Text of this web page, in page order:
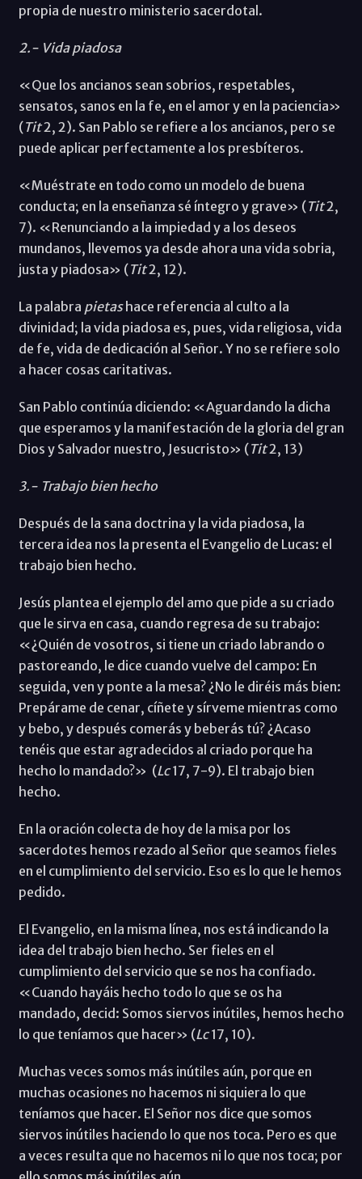
propia de nuestro ministerio sacerdotal.
2.- Vida piadosa
«Que los ancianos sean sobrios, respetables,
sensatos, sanos en la fe, en el amor y en la paciencia»
(Tit2, 2). San Pablo se refiere a los ancianos, pero se
puede aplicar perfectamente a los presbíteros.
«Muéstrate en todo como un modelo de buena
conducta; en la enseñanza sé íntegro y grave» (Tit2,
7). «Renunciando a la impiedad y a los deseos
mundanos, llevemos ya desde ahora una vida sobria,
justa y piadosa» (Tit2, 12).
La palabra pietashace referencia al culto a la
divinidad; la vida piadosa es, pues, vida religiosa, vida
de fe, vida de dedicación al Señor. Y no se refiere solo
a hacer cosas caritativas.
San Pablo continúa diciendo: «Aguardando la dicha
que esperamos y la manifestación de la gloria del gran
Dios y Salvador nuestro, Jesucristo» (Tit2, 13)
3.- Trabajo bien hecho
Después de la sana doctrina y la vida piadosa, la
tercera idea nos la presenta el Evangelio de Lucas: el
trabajo bien hecho.
Jesús plantea el ejemplo del amo que pide a su criado
que le sirva en casa, cuando regresa de su trabajo:
«¿Quién de vosotros, si tiene un criado labrando o
pastoreando, le dice cuando vuelve del campo: En
seguida, ven y ponte a la mesa? ¿No le diréis más bien:
Prepárame de cenar, cíñete y sírveme mientras como
y bebo, y después comerás y beberás tú? ¿Acaso
tenéis que estar agradecidos al criado porque ha
hecho lo mandado?» (Lc17, 7-9). El trabajo bien
hecho.
En la oración colecta de hoy de la misa por los
sacerdotes hemos rezado al Señor que seamos fieles
en el cumplimiento del servicio. Eso es lo que le hemos
pedido.
El Evangelio, en la misma línea, nos está indicando la
idea del trabajo bien hecho. Ser fieles en el
cumplimiento del servicio que se nos ha confiado.
«Cuando hayáis hecho todo lo que se os ha
mandado, decid: Somos siervos inútiles, hemos hecho
lo que teníamos que hacer» (Lc17, 10).
Muchas veces somos más inútiles aún, porque en
muchas ocasiones no hacemos ni siquiera lo que
teníamos que hacer. El Señor nos dice que somos
siervos inútiles haciendo lo que nos toca. Pero es que
a veces resulta que no hacemos ni lo que nos toca; por